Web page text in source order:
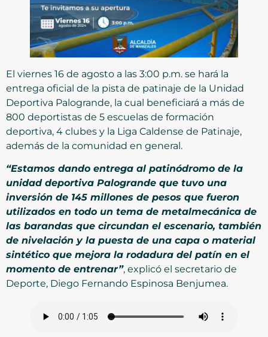
El viernes 16 de agosto a las 3:00 p.m. se hará la
entrega oficial de la pista de patinaje de la Unidad
Deportiva Palogrande, la cual beneficiará a más de
800 deportistas de 5 escuelas de formación
deportiva, 4 clubes y la Liga Caldense de Patinaje,
además de la comunidad en general.
“Estamos dando entrega al patinódromo de la
unidad deportiva Palogrande que tuvo una
inversión de 145 millones de pesos que fueron
utilizados en todo un tema de metalmecánica de
las barandas que circundan el escenario, también
de nivelación y la puesta de una capa o material
sintético que mejora la rodadura del patín en el
momento de entrenar”, explicó el secretario de
Deporte, Diego Fernando Espinosa Benjumea.